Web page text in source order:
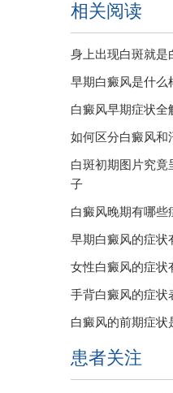
相关阅读
身上出现白斑就是
早期白癜风是什么
白癜风早期症状全
如何区分白癜风和
白斑初期图片究竟
子
白癜风晚期有哪些
早期白癜风的症状
女性白癜风的症状
手背白癜风的症状
白癜风的前期症状
患者关注